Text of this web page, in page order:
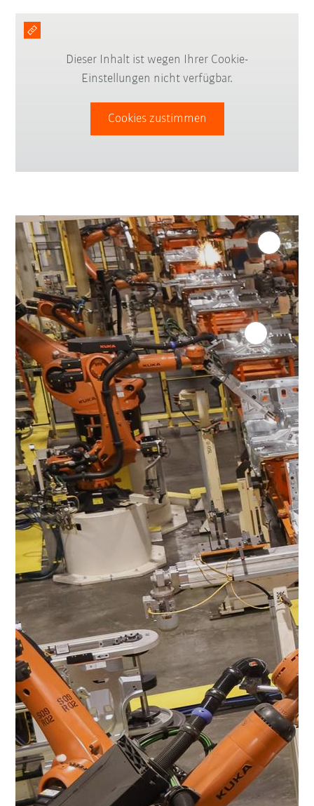
Dieser Inhalt ist wegen Ihrer Cookie-
Einstellungen nicht verfügbar.
Cookies zustimmen